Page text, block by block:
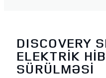
DISCOVERY
ELEKTRİK
SÜRÜLMƏSİ